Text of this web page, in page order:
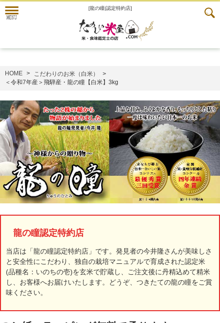
[龍の瞳|認定特約店]
HOME
こだわりのお米（白米）
＜令和7年産＞飛騨産・龍の瞳【白米】3kg
龍の瞳認定特約店
当店は「龍の瞳認定特約店」です。発見者の今井隆さんが美味しさ
と安全性にこだわり、独自の栽培マニュアルで育成された認定米
(品種名：いのちの壱)を玄米で貯蔵し、ご注文後に丹精込めて精米
し、お客様へお届けいたします。どうぞ、つきたての龍の瞳をご賞
味ください。